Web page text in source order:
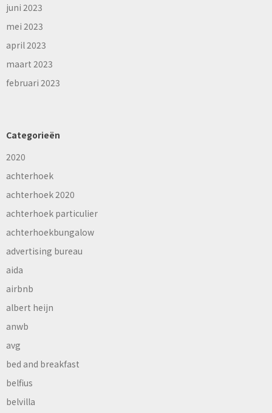
juni 2023
mei 2023
april 2023
maart 2023
februari 2023
Categorieën
2020
achterhoek
achterhoek 2020
achterhoek particulier
achterhoekbungalow
advertising bureau
aida
airbnb
albert heijn
anwb
avg
bed and breakfast
belfius
belvilla